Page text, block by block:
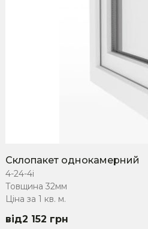
Склопакет однокамерний
4-24-4i
Товщина 32мм
Ціна за 1 кв. м.
2 152 грн